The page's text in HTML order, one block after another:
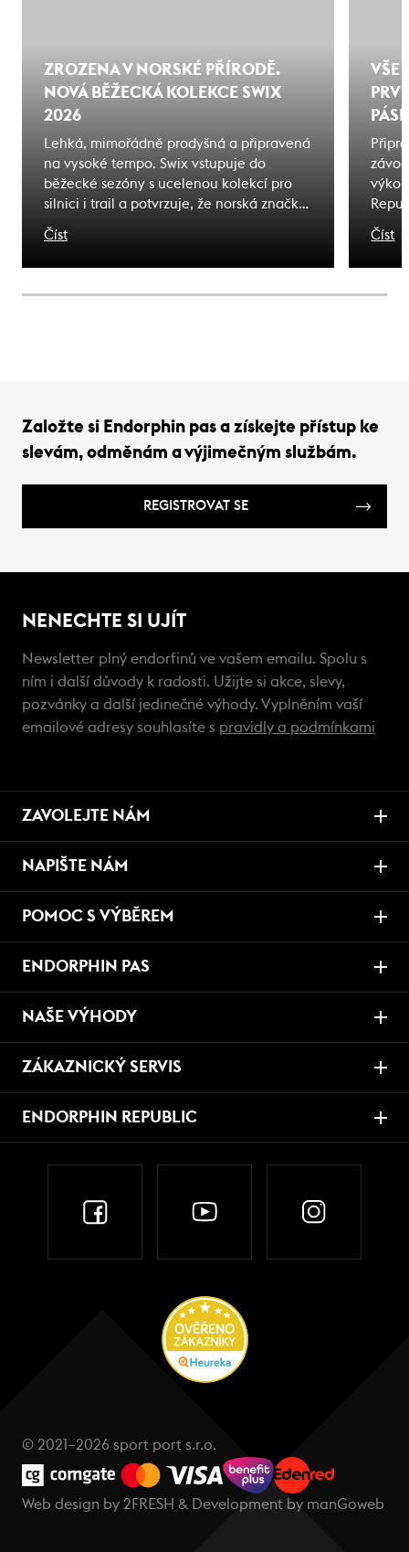
ZROZENA V NORSKÉ PŘÍRODĚ.
NOVÁ BĚŽECKÁ KOLEKCE SWIX
2026
Lehká, mimořádně prodyšná a připravená
na vysoké tempo. Swix vstupuje do
běžecké sezóny s ucelenou kolekcí pro
silnici i trail a potvrzuje, že norská značka
už dávno nepatří jen do zimy. Novou
kolekci Swix 2026 najdete skladem v
Endorphin Republic - největší specialista
Číst
VŠE
Číst
Založte si Endorphin pas a získejte přístup ke
slevám, odměnám a výjimečným službám.
REGISTROVAT SE
NENECHTE SI UJÍT
Newsletter plný endorfinů ve vašem emailu. Spolu s
ním i další důvody k radosti. Užijte si akce, slevy,
pozvánky a další jedinečné výhody. Vyplněním vaší
emailové adresy souhlasíte s pravidly a podmínkami
ZAVOLEJTE NÁM
NAPIŠTE NÁM
POMOC S VÝBĚREM
ENDORPHIN PAS
NAŠE VÝHODY
ZÁKAZNICKÝ SERVIS
ENDORPHIN REPUBLIC
© 2021–2026 sport port s.r.o.
Web design by 2FRESH & Development by manGoweb